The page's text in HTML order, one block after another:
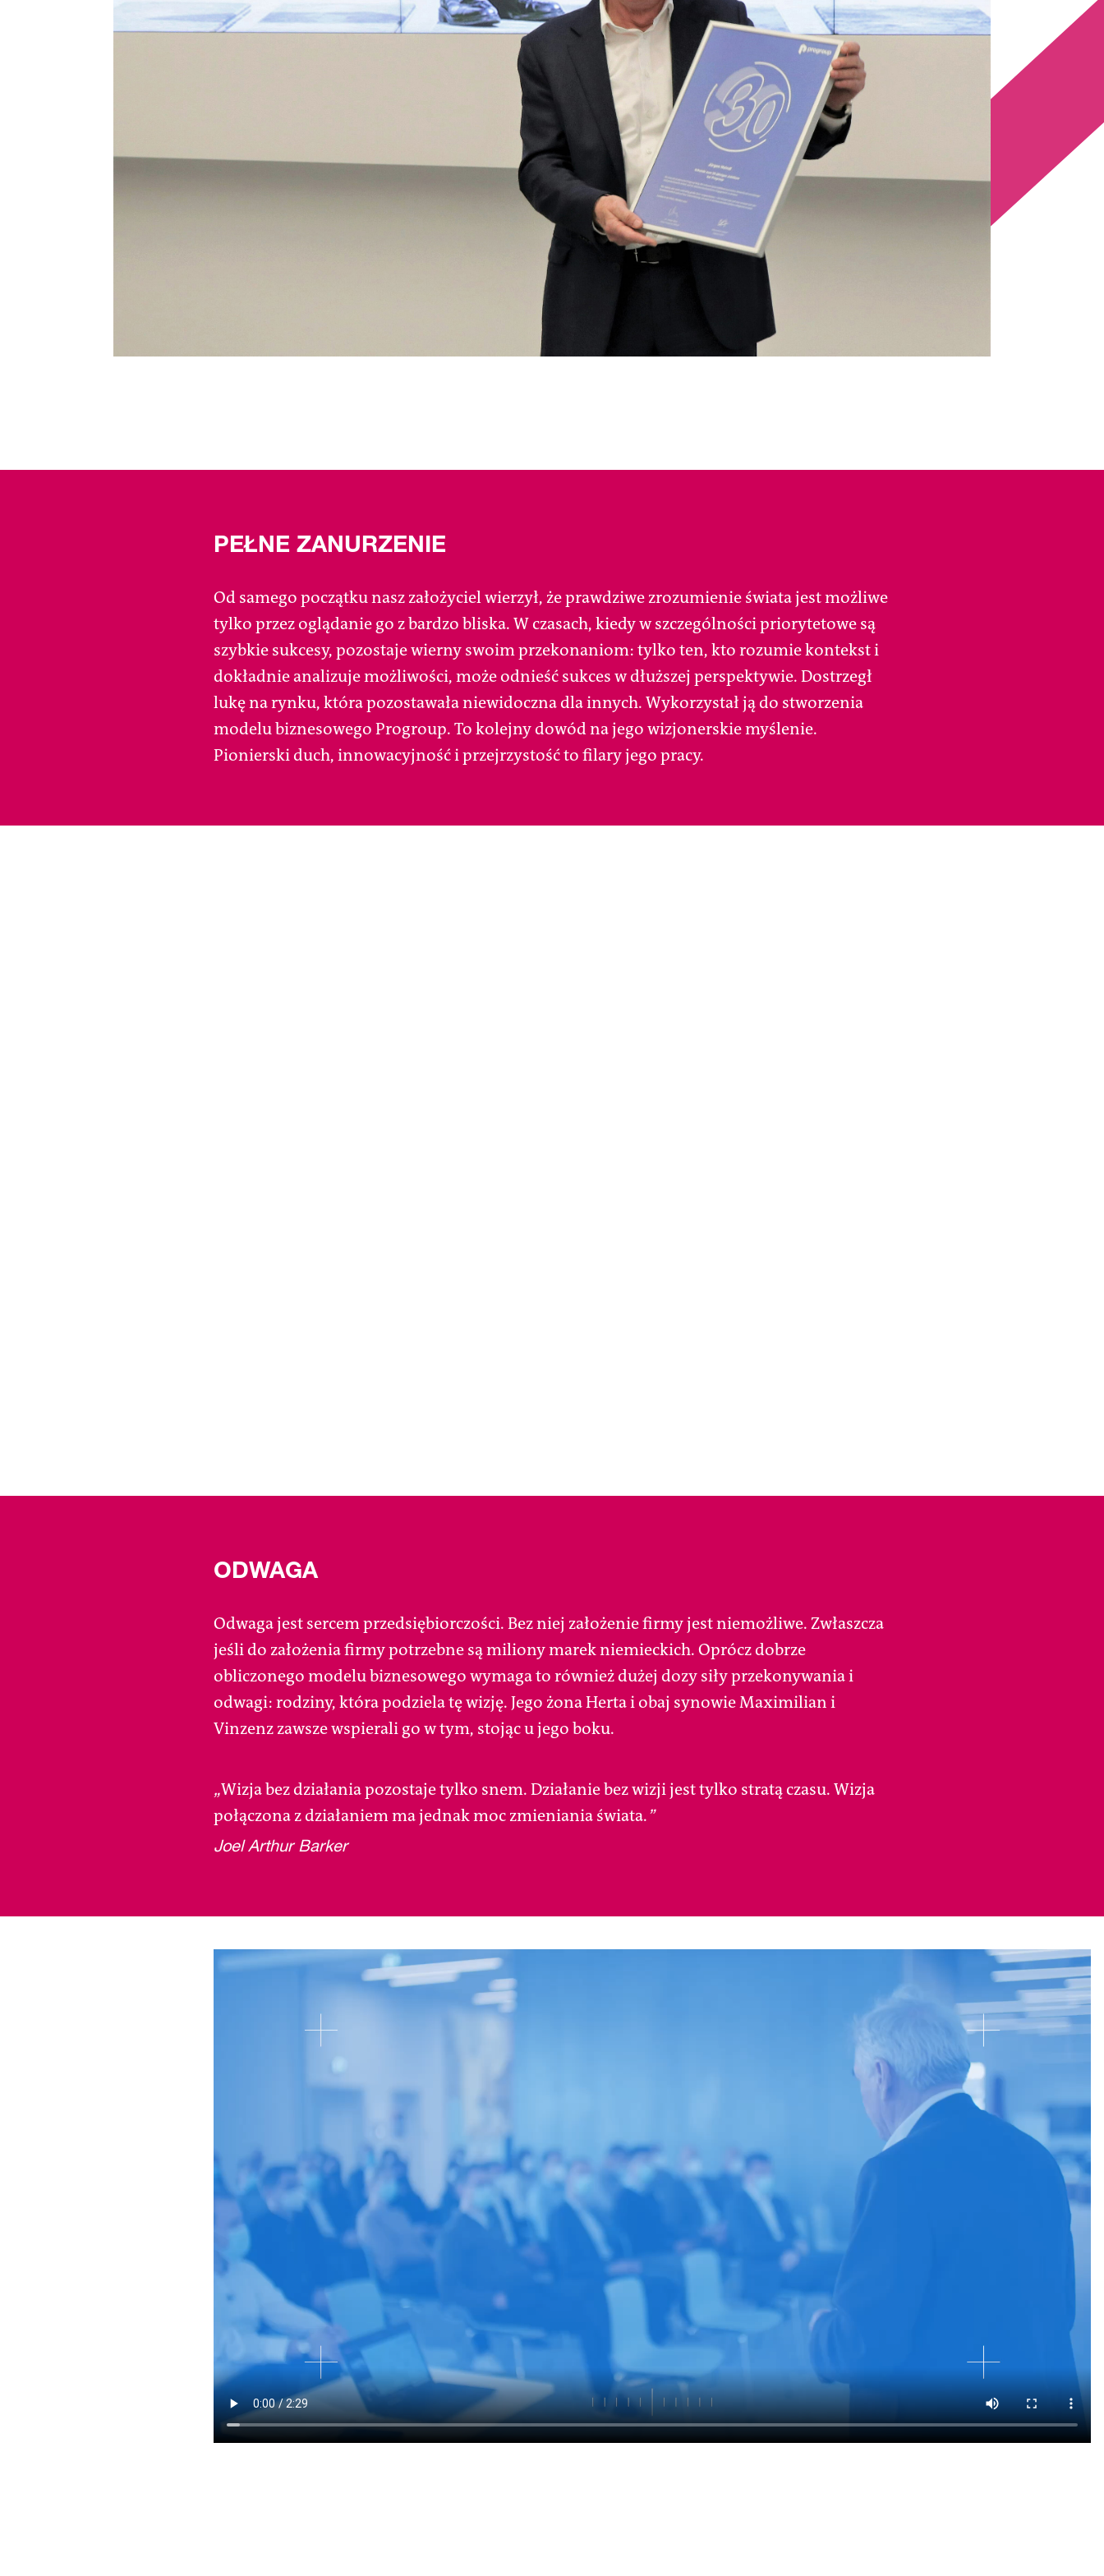
PEŁNE ZANURZENIE
Od samego początku nasz założyciel wierzył, że prawdziwe zrozumienie świata jest możliwe
tylko przez oglądanie go z bardzo bliska. W czasach, kiedy w szczególności priorytetowe są
szybkie sukcesy, pozostaje wierny swoim przekonaniom: tylko ten, kto rozumie kontekst i
dokładnie analizuje możliwości, może odnieść sukces w dłuższej perspektywie. Dostrzegł
lukę na rynku, która pozostawała niewidoczna dla innych. Wykorzystał ją do stworzenia
modelu biznesowego Progroup. To kolejny dowód na jego wizjonerskie myślenie.
Pionierski duch, innowacyjność i przejrzystość to filary jego pracy.
ODWAGA
Odwaga jest sercem przedsiębiorczości. Bez niej założenie firmy jest niemożliwe. Zwłaszcza
jeśli do założenia firmy potrzebne są miliony marek niemieckich. Oprócz dobrze
obliczonego modelu biznesowego wymaga to również dużej dozy siły przekonywania i
odwagi: rodziny, która podziela tę wizję. Jego żona Herta i obaj synowie Maximilian i
Vinzenz zawsze wspierali go w tym, stojąc u jego boku.
„Wizja bez działania pozostaje tylko snem. Działanie bez wizji jest tylko stratą czasu. Wizja
połączona z działaniem ma jednak moc zmieniania świata.”
Joel Arthur Barker